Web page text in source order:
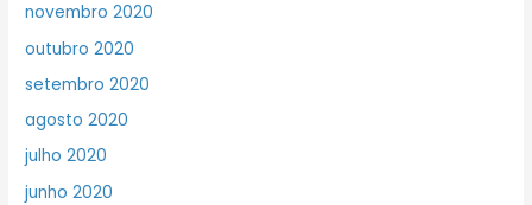
novembro 2020
outubro 2020
setembro 2020
agosto 2020
julho 2020
junho 2020